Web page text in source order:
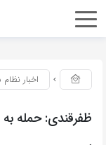
اخبار
ظفرقندی: حمله به